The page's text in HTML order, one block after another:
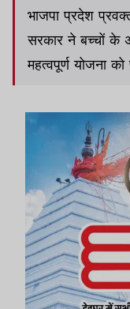
भाजपा प्रदेश
सरकार ने बच्चों के
महत्वपूर्ण योजना